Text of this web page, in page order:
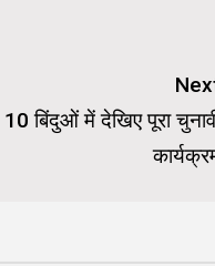
बिंदुओं में देखिए पूरा